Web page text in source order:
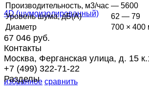
избранное сравнить
Производительность, м3/час — 5600
Уровень шума, дБ(А)
62 — 79
Диаметр
700 × 400
67 046 руб.
Контакты
Москва, Ферганская улица, д. 15
+7 (499) 322-71-22
Разделы